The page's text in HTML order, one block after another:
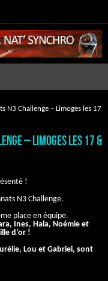
N3 Challenge – Limoges les 17
– Limoges les 17 &
!
N3 Challenge.
place en équipe.
Ines, Hala, Noémie et
d’or !
Lou et Gabriel, sont